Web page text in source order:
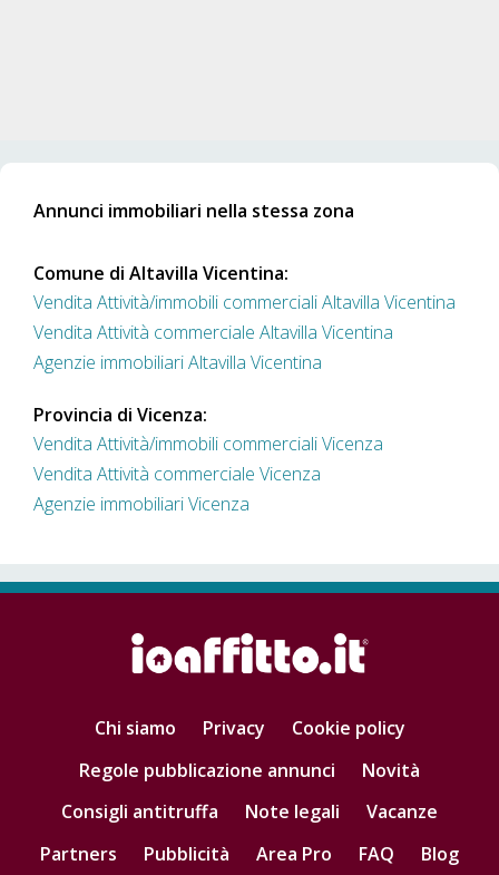
Annunci immobiliari nella stessa zona
Comune di Altavilla Vicentina:
Vendita Attività/immobili commerciali Altavilla Vicentina
Vendita Attività commerciale Altavilla Vicentina
Agenzie immobiliari Altavilla Vicentina
Provincia di Vicenza:
Vendita Attività/immobili commerciali Vicenza
Vendita Attività commerciale Vicenza
Agenzie immobiliari Vicenza
Chi siamo Privacy
Cookie policy
Regole pubblicazione annunci
Novità
Consigli antitruffa
Note legali
Vacanze
Partners
Pubblicità Area Pro FAQ Blog